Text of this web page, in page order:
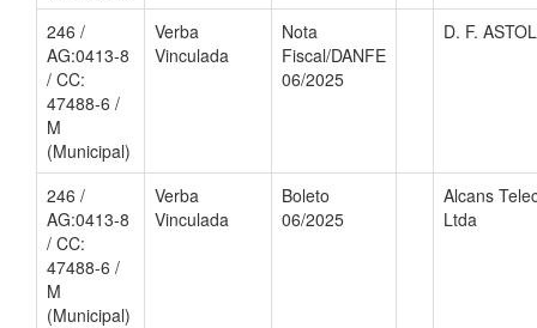
246 /
AG:0413-8
/ CC:
47488-6 /
M
(Municipal)
Verba
Vinculada
Nota
Fiscal/DANFE
06/2025
D. F.
246 /
AG:0413-8
/ CC:
47488-6 /
M
(Municipal)
Verba
Vinculada
Boleto
06/2025
Alcans
Ltda